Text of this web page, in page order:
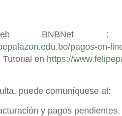
BNBNet :
pagos-en-
en https://
puede comuníquese al:
y pagos pendientes.